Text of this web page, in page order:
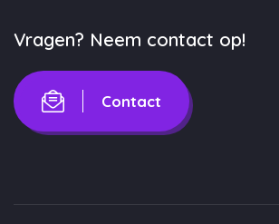
Vragen? Neem contact op!
Contact